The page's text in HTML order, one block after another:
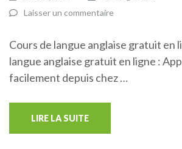
Laisser un commentaire
Cours de langue anglaise gratuit en
langue anglaise gratuit en ligne :
facilement depuis chez …
LIRE LA SUITE